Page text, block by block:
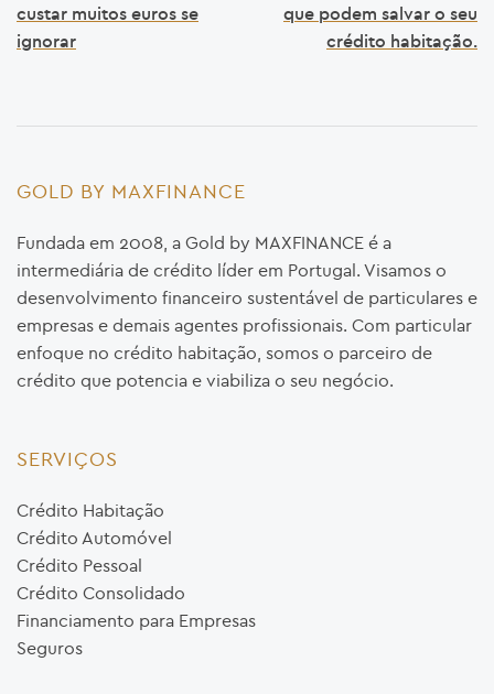
custar muitos euros se
ignorar
que podem salvar o seu
crédito habitação.
GOLD BY MAXFINANCE
Fundada em 2008, a Gold by MAXFINANCE é a
intermediária de crédito líder em Portugal. Visamos o
desenvolvimento financeiro sustentável de particulares e
empresas e demais agentes profissionais. Com particular
enfoque no crédito habitação, somos o parceiro de
crédito que potencia e viabiliza o seu negócio.
SERVIÇOS
Crédito Habitação
Crédito Automóvel
Crédito Pessoal
Crédito Consolidado
Financiamento para Empresas
Seguros